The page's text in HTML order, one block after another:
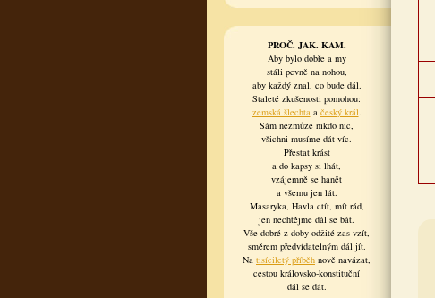
PROČ. JAK. KAM.
Aby bylo dobře a my
stáli pevně na nohou,
aby každý znal, co bude dál.
Staleté zkušenosti pomohou:
zemská šlechtaa český král.
Sám nezmůže nikdo nic,
všichni musíme dát víc.
Přestat krást
a do kapsy si lhát,
vzájemně se hanět
a všemu jen lát.
Masaryka, Havla ctít, mít rád,
jen nechtějme dál se bát.
Vše dobré z doby odžité zas vzít,
směrem předvídatelným dál jít.
Na tisíciletý příběh nově navázat,
cestou královsko-konstituční
dál se dát.